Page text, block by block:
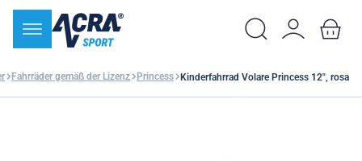
Fahrräder gemäß der Lizenz Princess Kinderfahrrad Volare Princess 12", rosa